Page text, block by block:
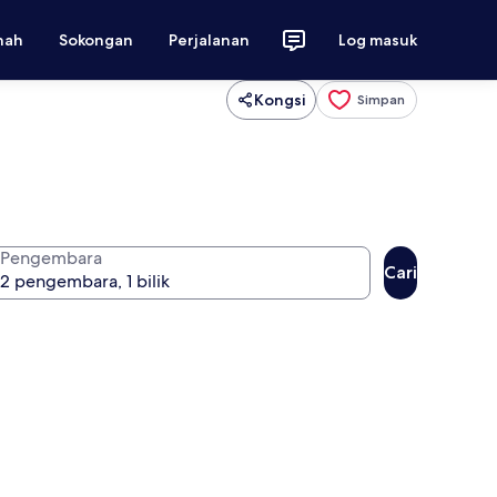
Sokongan Perjalanan Log masuk
Kongsi Simpan
Pengembara
Cari